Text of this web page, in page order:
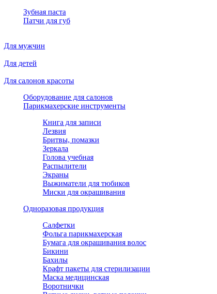
Зубная паста
Патчи для губ
Для мужчин
Для детей
Для салонов красоты
Оборудование для салонов
Парикмахерские инструменты
Книга для записи
Лезвия
Бритвы, помазки
Зеркала
Голова учебная
Распылители
Экраны
Выжиматели для тюбиков
Миски для окрашивания
Одноразовая продукция
Салфетки
Фольга парикмахерская
Бумага для окрашивания волос
Бикини
Бахилы
Крафт пакеты для стерилизации
Маска медицинская
Воротнички